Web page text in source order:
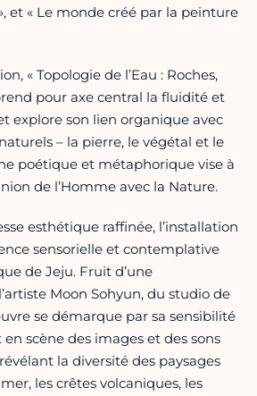
et « Le monde créé par la peinture
« Topologie de l’Eau : Roches,
pour axe central la fluidité et
explore son lien organique avec
– la pierre, le végétal et le
poétique et métaphorique vise à
de l’Homme avec la Nature.
esthétique raffinée, l’installation
sensorielle et contemplative
de Jeju. Fruit d’une
Moon Sohyun, du studio de
se démarque par sa sensibilité
scène des images et des sons
la diversité des paysages
les crêtes volcaniques, les